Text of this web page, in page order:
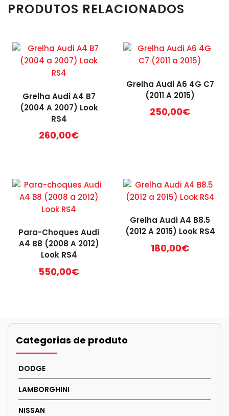
PRODUTOS RELACIONADOS
Grelha Audi A4 B7
(2004 A 2007) Look
RS4
260,00€
Grelha Audi A6 4G C7
(2011 A 2015)
250,00€
Para-Choques Audi
A4 B8 (2008 A 2012)
Look RS4
550,00€
Grelha Audi A4 B8.5
(2012 A 2015) Look RS4
180,00€
Categorias de produto
DODGE
LAMBORGHINI
NISSAN